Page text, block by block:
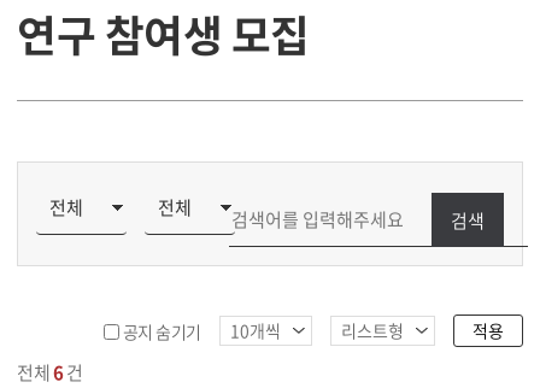
연구 참여생 모집
검색
공지 숨기기 적용
전체6건